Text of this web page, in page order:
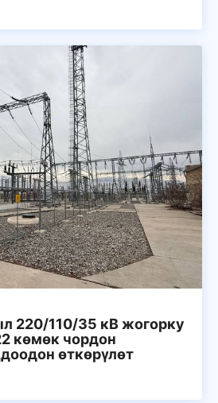
220/110/35 кВ жогорку
көмөк чордон
өткөрүлөт